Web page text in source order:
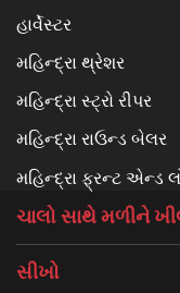
હાર્વેસ્ટર
મહિન્દ્રા થ્રેશર
મહિન્દ્રા સ્ટ્રો રીપર
મહિન્દ્રા રાઉન્ડ બેલર
મહિન્દ્રા ફ્રન્ટ એન્ડ
ચાલો સાથે મળીને
સીખો